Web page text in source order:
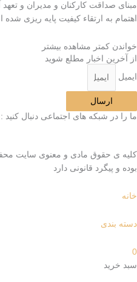
مبنای صداقت کارکنان و مدیران و
اهتمام به ارتقاء کیفیت پایه ریزی
خواندن کمتر مشاهده بیشتر
از آخرین اخبار مطلع شوید
ایمیل
ارسال
ما را در شبکه های اجتماعی دنبال کنید :
کلیه ی حقوق مادی و معنوی سایت
بوده و پیگرد قانونی دارد
خانه
دسته بندی
0
سبد خرید